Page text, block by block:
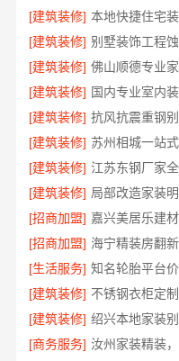
[建筑装修] 本地快捷住宅
[建筑装修]
[建筑装修]
[建筑装修]
[建筑装修]
[建筑装修]
[建筑装修]
[建筑装修]
[招商加盟] 嘉兴美居乐建
[招商加盟] 海宁精装房翻
[生活服务]
[建筑装修]
[建筑装修] 绍兴本地家装
[商务服务]